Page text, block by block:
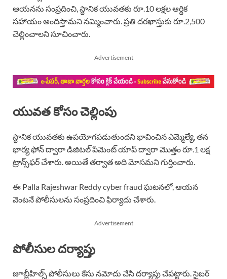
ఆయనను సంప్రదించి, స్థానిక యువతకు రూ.10 లక్షల ఆర్థిక
సహాయం అందిస్తామని నమ్మించారు. ప్రతి దరఖాస్తుకు రూ.2,500
చెల్లించాలని సూచించారు.
Advertisement
యువత కోసం చెల్లింపు
స్థానిక యువతకు ఉపయోగపడుతుందని భావించిన ఎమ్మెల్యే, తన
భార్య ఫోన్ ద్వారా డిజిటల్ పేమెంట్ యాప్ ద్వారా మొత్తం రూ.1 లక్ష
ట్రాన్స్‌ఫర్ చేశారు. అయితే తర్వాత అది మోసమని గుర్తించారు.
ఈ Palla Rajeshwar Reddy cyber fraud ఘటనలో, ఆయన
వెంటనే పోలీసులను సంప్రదించి ఫిర్యాదు చేశారు.
Advertisement
పోలీసుల దర్యాప్తు
జూబ్లీహిల్స్ పోలీసులు కేసు నమోదు చేసి దర్యాప్తు చేపట్టారు. సైబర్